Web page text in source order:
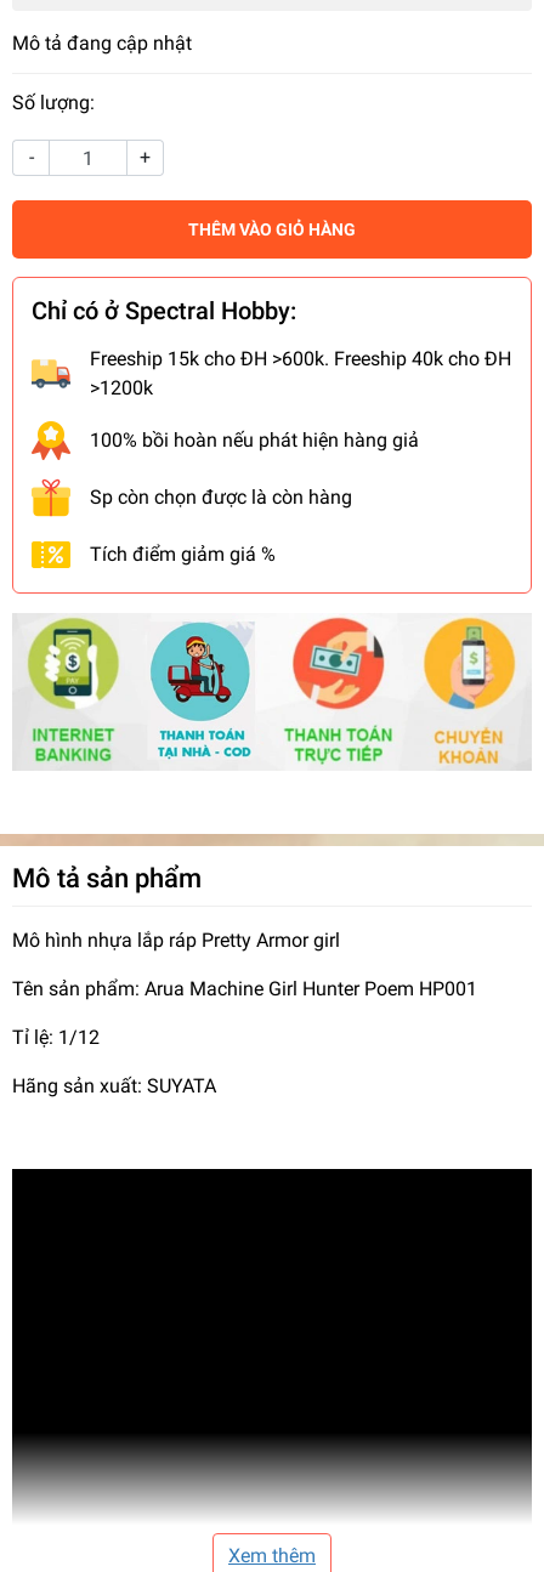
Mô tả đang cập nhật
Số lượng:
- +
THÊM VÀO GIỎ HÀNG
Chỉ có ở Spectral Hobby:
Freeship 15k cho ĐH >600k. Freeship 40k cho ĐH
>1200k
100% bồi hoàn nếu phát hiện hàng giả
Sp còn chọn được là còn hàng
Tích điểm giảm giá %
Mô tả sản phẩm
Mô hình nhựa lắp ráp Pretty Armor girl
Tên sản phẩm: Arua Machine Girl Hunter Poem HP001
Tỉ lệ: 1/12
Hãng sản xuất: SUYATA
Xem thêm